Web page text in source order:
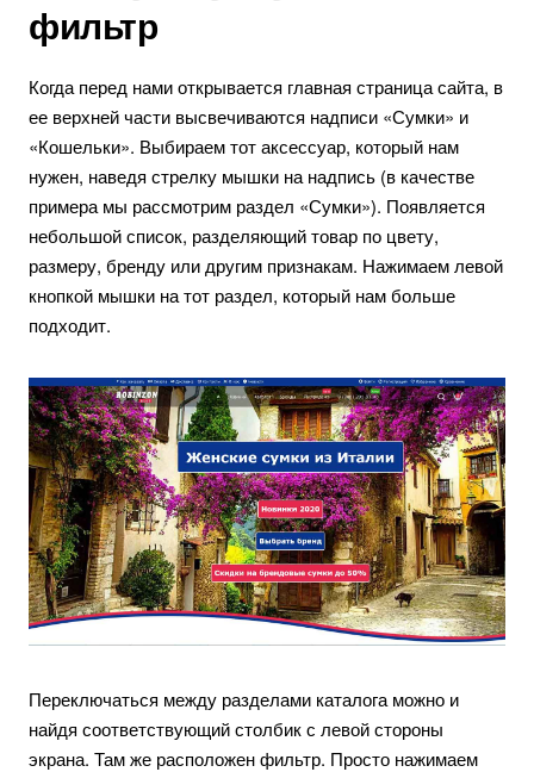
фильтр
Когда перед нами открывается главная страница сайта, в
ее верхней части высвечиваются надписи «Сумки» и
«Кошельки». Выбираем тот аксессуар, который нам
нужен, наведя стрелку мышки на надпись (в качестве
примера мы рассмотрим раздел «Сумки»). Появляется
небольшой список, разделяющий товар по цвету,
размеру, бренду или другим признакам. Нажимаем левой
кнопкой мышки на тот раздел, который нам больше
подходит.
Переключаться между разделами каталога можно и
найдя соответствующий столбик с левой стороны
экрана. Там же расположен фильтр. Просто нажимаем